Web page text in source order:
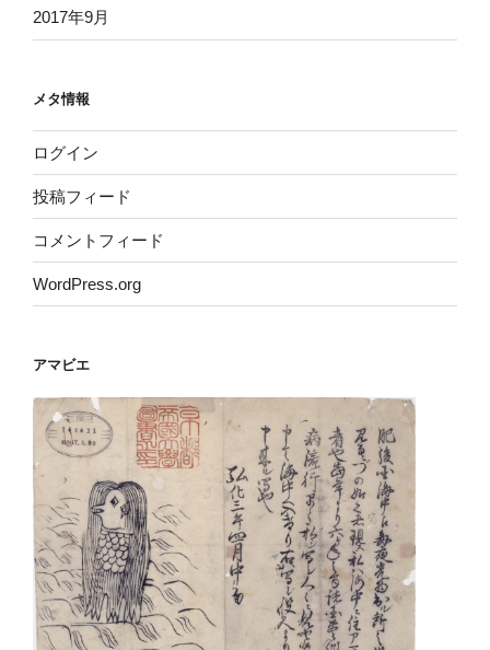
2017年9月
メタ情報
ログイン
投稿フィード
コメントフィード
WordPress.org
アマビエ